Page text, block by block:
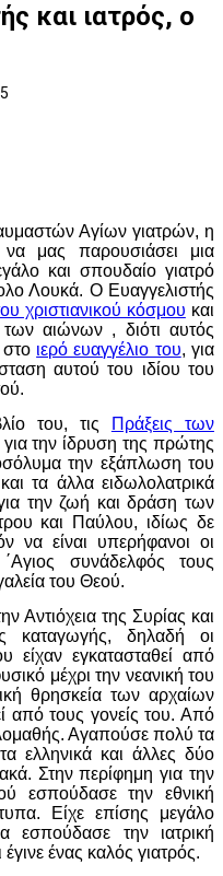
και ιατρός, ο
Αγίων γιατρών, η
μας παρουσιάσει μια
και σπουδαίο γιατρό
Λουκά. Ο Ευαγγελιστής
χριστιανικού κόσμου και
αιώνων , διότι αυτός
ιερό ευαγγέλιο του, για
αυτού του ιδίου του
του, τις
Πράξεις των
την ίδρυση της πρώτης
την εξάπλωση του
τα άλλα ειδωλολατρικά
την ζωή και δράση των
και Παύλου, ιδίως δε
να είναι υπερήφανοι οι
΄Αγιoς συνάδελφός τους
του Θεού.
Αντιόχεια της Συρίας και
καταγωγής, δηλαδή οι
είχαν εγκατασταθεί από
μέχρι την νεανική του
θρησκεία των αρχαίων
από τους γονείς του. Από
Αγαπούσε πολύ τα
ελληνικά και άλλες δύο
Στην περίφημη για την
εσπούδασε την εθνική
Είχε επίσης μεγάλο
εσπούδασε την ιατρική
ένας καλός γιατρός.